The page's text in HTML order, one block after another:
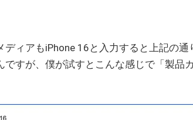
ィアもiPhone 16と入力すると上記の通
ですが、僕が試すとこんな感じで「製品